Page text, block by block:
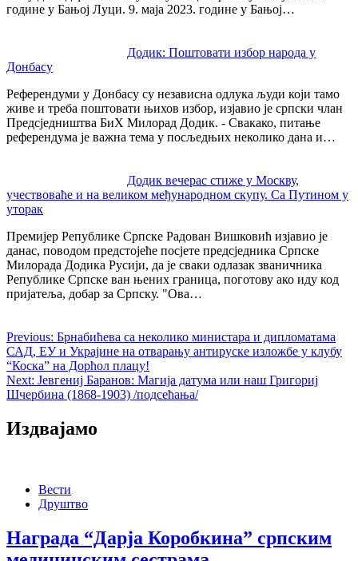
године у Бањој Луци. 9. маја 2023. године у Бањој…
Додик: Поштовати избор народа у
Донбасу
Референдуми у Донбасу су независна одлука људи који тамо
живе и треба поштовати њихов избор, изјавио је српски члан
Предсједништва БиХ Милорад Додик. - Свакако, питање
референдума је важна тема у посљедњих неколико дана и…
Додик вечерас стиже у Москву,
учествоваће и на великом међународном скупу. Са Путином у
уторак
Премијер Републике Српске Радован Вишковић изјавио је
данас, поводом предстојеће посјете предсједника Српске
Милорада Додика Русији, да је сваки одлазак званичника
Републике Српске ван њених граница, поготову ако иду код
пријатеља, добар за Српску. "Ова…
Previous: Брнабићева са неколико министара и дипломатама
САД, ЕУ и Украјине на отварању антируске изложбе у клубу
“Коска” на Дорћол плацу!
Next: Јевгениј Баранов: Магија датума или наш Григориј
Шчербина (1868-1903) /подсећања/
Издвајамо
Вести
Друштво
Награда “Дарја Коробкина” српским